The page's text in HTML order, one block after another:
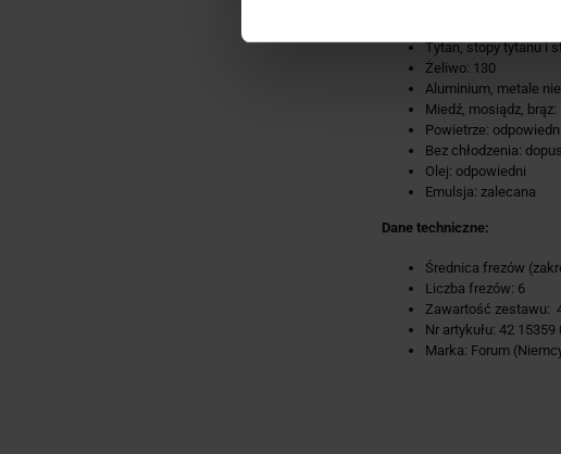
Tytan, stopy tytanu i
Żeliwo: 130
Aluminium, metale
Miedź, mosiądz, brąz:
Powietrze:
Bez chłodzenia:
Olej: odpowiedni
Emulsja: zalecana
Dane techniczne:
Średnica frezów
Liczba frezów: 6
Zawartość zestawu:
Nr artykułu: 42 15359
Marka: Forum